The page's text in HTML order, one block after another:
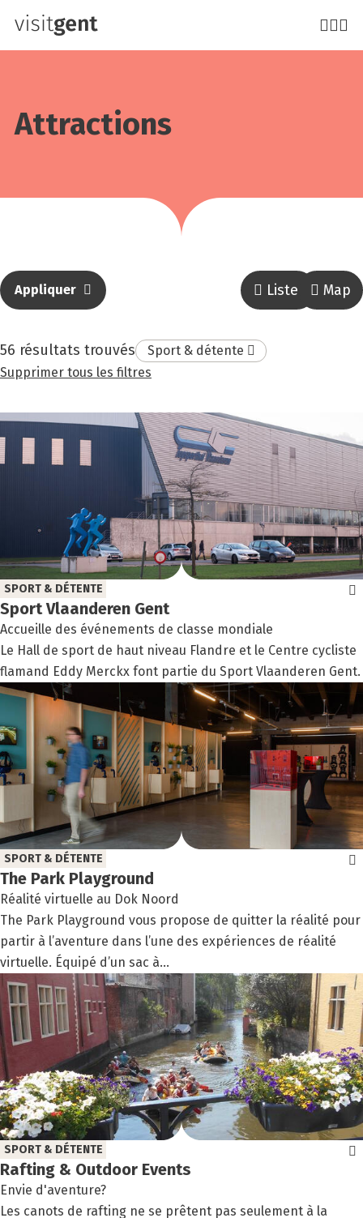
Aller
Attrac­tions
Appliquer Lister Map
56 résultats trouvés
Supprimer
le
Sport & détente
Supprimer tous les filtres
Sport Vlaan­de­ren Gent
Accueille des événements de classe mondiale
SPORT & DÉTENTE
Le Hall de sport de haut niveau Flandre et le Centre cycliste
flamand Eddy Merckx font partie du Sport Vlaanderen Gent.
The Park Play­ground
Réalité virtuelle au Dok Noord
SPORT & DÉTENTE
The Park Playground vous propose de quitter la réalité pour
partir à l’aventure dans l’une des expériences de réalité
virtuelle. Équipé d’un sac à...
Raf­ting & Out­door Events
Envie d'aventure?
SPORT & DÉTENTE
Les canots de rafting ne se prêtent pas seulement à la